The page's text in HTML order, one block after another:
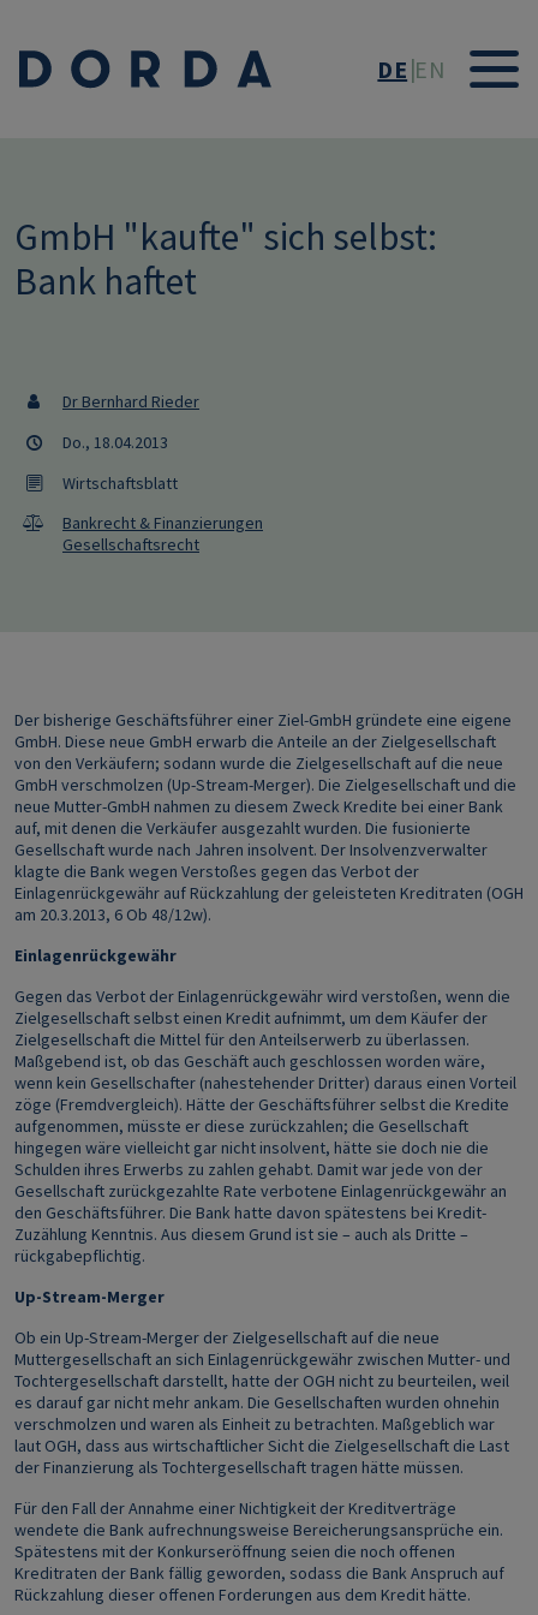
DE EN
GmbH "kaufte" sich selbst:
Bank haftet
Dr Bernhard Rieder
Do., 18.04.2013
Wirtschaftsblatt
Bankrecht & Finanzierungen
Gesellschaftsrecht
Der bisherige Geschäftsführer einer Ziel-GmbH gründete eine eigene
GmbH. Diese neue GmbH erwarb die Anteile an der Zielgesellschaft
von den Verkäufern; sodann wurde die Zielgesellschaft auf die neue
GmbH verschmolzen (Up-Stream-Merger). Die Zielgesellschaft und die
neue Mutter-GmbH nahmen zu diesem Zweck Kredite bei einer Bank
auf, mit denen die Verkäufer ausgezahlt wurden. Die fusionierte
Gesellschaft wurde nach Jahren insolvent. Der Insolvenzverwalter
klagte die Bank wegen Verstoßes gegen das Verbot der
Einlagenrückgewähr auf Rückzahlung der geleisteten Kreditraten (OGH
am 20.3.2013, 6 Ob 48/12w).
Einlagenrückgewähr
Gegen das Verbot der Einlagenrückgewähr wird verstoßen, wenn die
Zielgesellschaft selbst einen Kredit aufnimmt, um dem Käufer der
Zielgesellschaft die Mittel für den Anteilserwerb zu überlassen.
Maßgebend ist, ob das Geschäft auch geschlossen worden wäre,
wenn kein Gesellschafter (nahestehender Dritter) daraus einen Vorteil
zöge (Fremdvergleich). Hätte der Geschäftsführer selbst die Kredite
aufgenommen, müsste er diese zurückzahlen; die Gesellschaft
hingegen wäre vielleicht gar nicht insolvent, hätte sie doch nie die
Schulden ihres Erwerbs zu zahlen gehabt. Damit war jede von der
Gesellschaft zurückgezahlte Rate verbotene Einlagenrückgewähr an
den Geschäftsführer. Die Bank hatte davon spätestens bei Kredit-
Zuzählung Kenntnis. Aus diesem Grund ist sie – auch als Dritte –
rückgabepflichtig.
Up-Stream-Merger
Ob ein Up-Stream-Merger der Zielgesellschaft auf die neue
Muttergesellschaft an sich Einlagenrückgewähr zwischen Mutter- und
Tochtergesellschaft darstellt, hatte der OGH nicht zu beurteilen, weil
es darauf gar nicht mehr ankam. Die Gesellschaften wurden ohnehin
verschmolzen und waren als Einheit zu betrachten. Maßgeblich war
laut OGH, dass aus wirtschaftlicher Sicht die Zielgesellschaft die Last
der Finanzierung als Tochtergesellschaft tragen hätte müssen.
Für den Fall der Annahme einer Nichtigkeit der Kreditverträge
wendete die Bank aufrechnungsweise Bereicherungsansprüche ein.
Spätestens mit der Konkurseröffnung seien die noch offenen
Kreditraten der Bank fällig geworden, sodass die Bank Anspruch auf
Rückzahlung dieser offenen Forderungen aus dem Kredit hätte.